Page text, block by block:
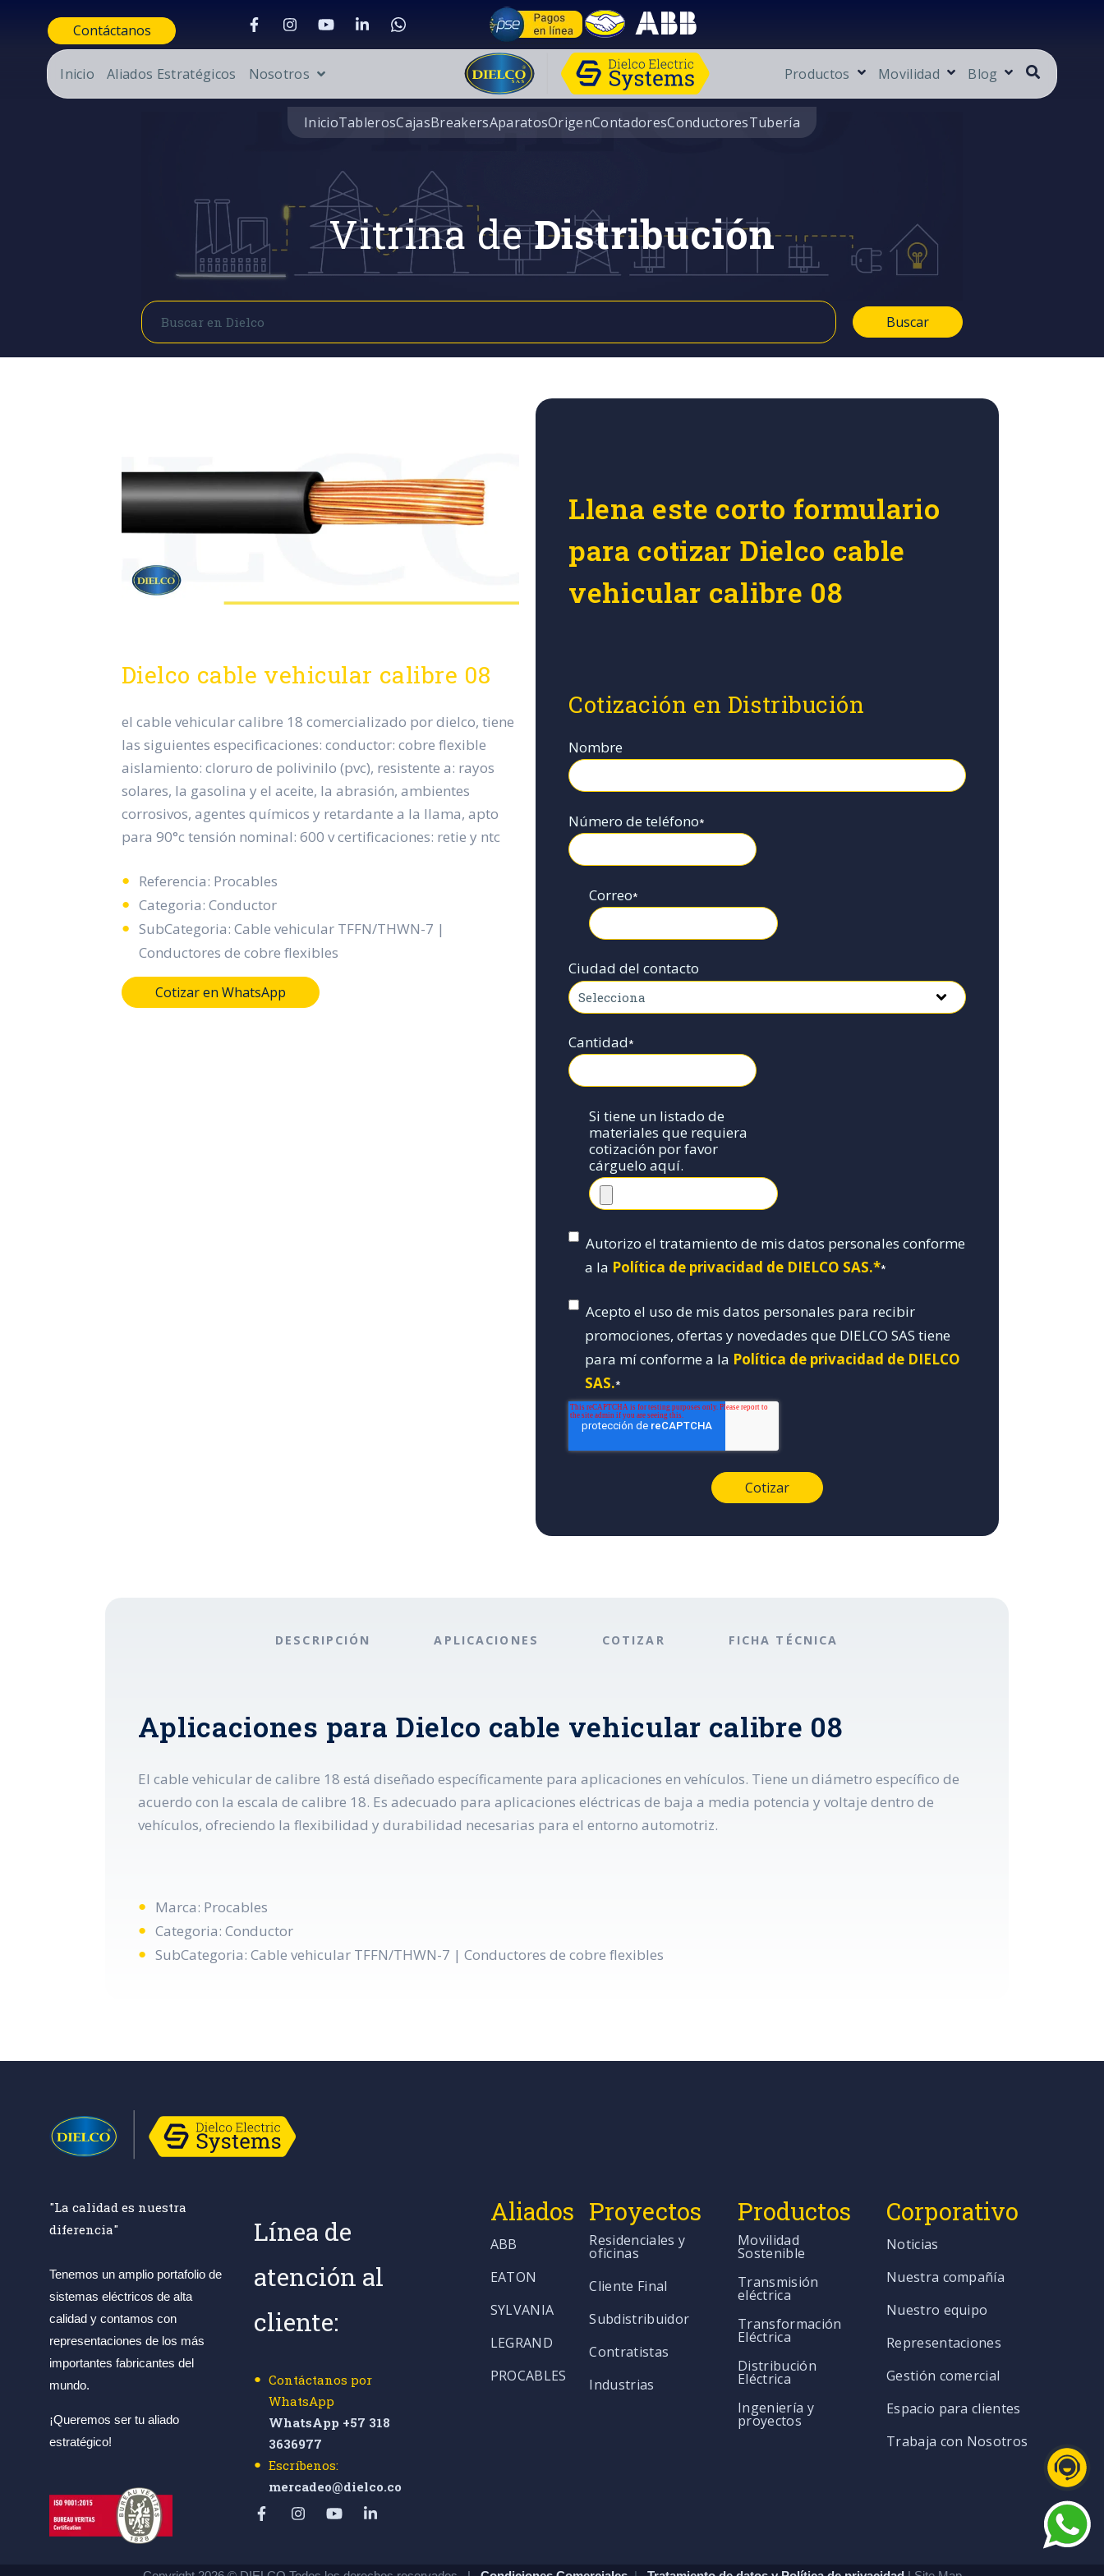
Contáctanos
Inicio Aliados Estratégicos Nosotros Productos Movilidad Blog
InicioTablerosCajasBreakersAparatosOrigenContadoresConductoresTubería
Vitrina deDistribución
Buscar
Buscar
Dielco cable vehicular calibre 08
el cable vehicular calibre 18 comercializado por dielco, tiene
las siguientes especificaciones: conductor: cobre flexible
aislamiento: cloruro de polivinilo (pvc), resistente a: rayos
solares, la gasolina y el aceite, la abrasión, ambientes
corrosivos, agentes químicos y retardante a la llama, apto
para 90°c tensión nominal: 600 v certificaciones: retie y ntc
Referencia: Procables
Categoria: Conductor
SubCategoria: Cable vehicular TFFN/THWN-7 |
Conductores de cobre flexibles
Cotizar en WhatsApp
Llena este corto formulario
para cotizar Dielco cable
vehicular calibre 08
Cotización en Distribución
Nombre
Número de teléfono*
Correo*
Ciudad del contacto
Cantidad*
Si tiene un listado de
materiales que requiera
cotización por favor
cárguelo aquí.
Autorizo el tratamiento de mis datos personales conforme
a la Política de privacidad de DIELCO SAS.**
Acepto el uso de mis datos personales para recibir
promociones, ofertas y novedades que DIELCO SAS tiene
para mí conforme a la Política de privacidad de DIELCO
SAS.*
DESCRIPCIÓN APLICACIONES COTIZAR FICHA TÉCNICA
Aplicaciones para Dielco cable vehicular calibre 08
El cable vehicular de calibre 18 está diseñado específicamente para aplicaciones en vehículos. Tiene un diámetro específico de
acuerdo con la escala de calibre 18. Es adecuado para aplicaciones eléctricas de baja a media potencia y voltaje dentro de
vehículos, ofreciendo la flexibilidad y durabilidad necesarias para el entorno automotriz.
Marca: Procables
Categoria: Conductor
SubCategoria: Cable vehicular TFFN/THWN-7 | Conductores de cobre flexibles
"La calidad es nuestra
diferencia"
Tenemos un amplio portafolio de
sistemas eléctricos de alta
calidad y contamos con
representaciones de los más
importantes fabricantes del
mundo.
¡Queremos ser tu aliado
estratégico!
Línea de
atención al
cliente:
Contáctanos por
WhatsApp
WhatsApp +57 318
3636977
Escríbenos:
mercadeo@dielco.co
Aliados
ABB
EATON
SYLVANIA
LEGRAND
PROCABLES
Proyectos
Residenciales y
oficinas
Cliente Final
Subdistribuidor
Contratistas
Industrias
Productos
Movilidad
Sostenible
Transmisión
eléctrica
Transformación
Eléctrica
Distribución
Eléctrica
Ingeniería y
proyectos
Corporativo
Noticias
Nuestra compañía
Nuestro equipo
Representaciones
Gestión comercial
Espacio para clientes
Trabaja con Nosotros